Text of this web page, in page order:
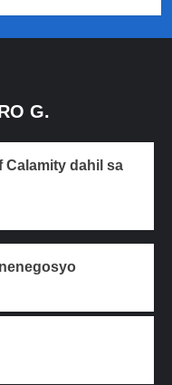
G.
Calamity dahil sa